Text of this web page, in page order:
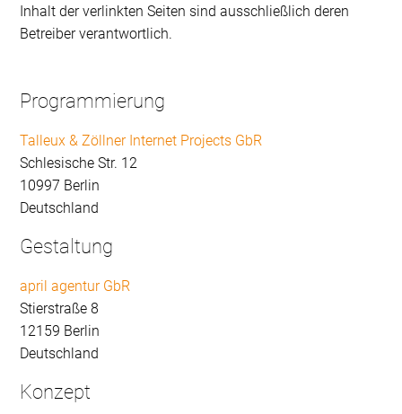
Inhalt der verlinkten Seiten sind ausschließlich deren
Betreiber verantwortlich.
Programmierung
Talleux & Zöllner Internet Projects GbR
Schlesische Str. 12
10997 Berlin
Deutschland
Gestaltung
april agentur GbR
Stierstraße 8
12159 Berlin
Deutschland
Konzept